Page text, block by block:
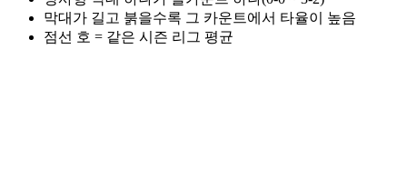
막대가 길고 붉을수록 그 카운트에서 타율이 높음
점선 호 = 같은 시즌 리그 평균